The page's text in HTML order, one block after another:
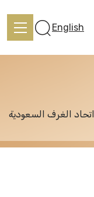
English
اتحاد الغرف السعودية